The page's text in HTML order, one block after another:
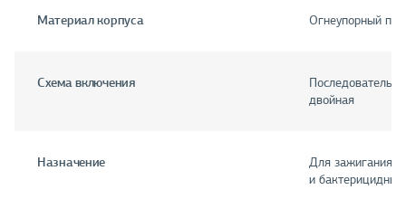
Материал корпуса Огнеупорный
Схема включения
двойная
Назначение
Для зажигания
и